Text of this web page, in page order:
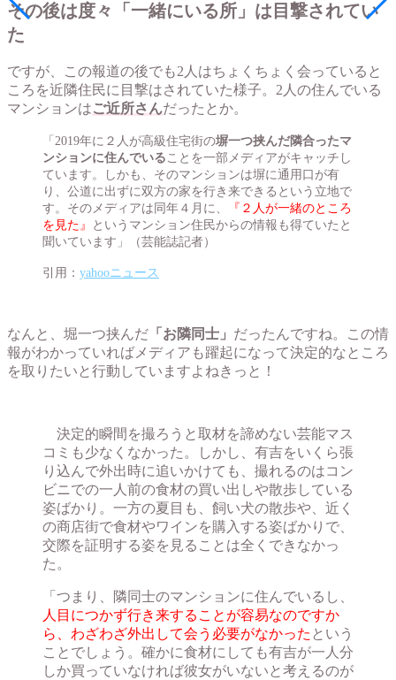
その後は度々「一緒にいる所」は目撃されてい
た
ですが、この報道の後でも2人はちょくちょく会っていると
ころを近隣住民に目撃はされていた様子。2人の住んでいる
マンションはご近所さんだったとか。
「2019年に２人が高級住宅街の塀一つ挟んだ隣合ったマ
ンションに住んでいる ことを一部メディアがキャッチし
ています。しかも、そのマンションは塀に通用口が有
り、公道に出ずに双方の家を行き来できるという立地で
す。そのメディアは同年４月に、
『２人が一緒のところ
を見た』
というマンション住民からの情報も得ていたと
聞いています」（芸能誌記者）
引用： yahooニュース
なんと、堀一つ挟んだ 「お隣同士」 だったんですね。この情
報がわかっていればメディアも躍起になって決定的なところ
を取りたいと行動していますよねきっと！
決定的瞬間を撮ろうと取材を諦めない芸能マス
コミも少なくなかった。しかし、有吉をいくら張
り込んで外出時に追いかけても、撮れるのはコン
ビニでの一人前の食材の買い出しや散歩している
姿ばかり。一方の夏目も、飼い犬の散歩や、近く
の商店街で食材やワインを購入する姿ばかりで、
交際を証明する姿を見ることは全くできなかっ
た。
「つまり、隣同士のマンションに住んでいるし、
人目につかず行き来することが容易なのですか
ら、わざわざ外出して会う必要がなかった という
ことでしょう。確かに食材にしても有吉が一人分
しか買っていなければ彼女がいないと考えるのが